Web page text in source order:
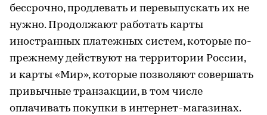
бессрочно, продлевать и перевыпускать их не
нужно. Продолжают работать карты
иностранных платежных систем, которые по-
прежнему действуют на территории России,
и карты «Мир», которые позволяют совершать
привычные транзакции, в том числе
оплачивать покупки в интернет-магазинах.